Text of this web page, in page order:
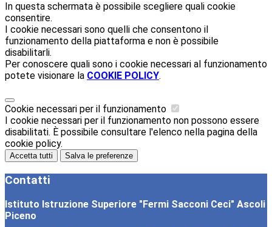
In questa schermata è possibile scegliere quali cookie
consentire.
I cookie necessari sono quelli che consentono il
funzionamento della piattaforma e non è possibile
disabilitarli.
Per conoscere quali sono i cookie necessari al funzionamento
potete visionare la COOKIE POLICY.
Cookie necessari per il funzionamento
I cookie necessari per il funzionamento non possono essere
disabilitati. È possibile consultare l'elenco nella pagina della
cookie policy.
Accetta tutti Salva le preferenze
Contatti
Istituto Istruzione Superiore "Fermi Sacconi Ceci" Ascoli
Piceno